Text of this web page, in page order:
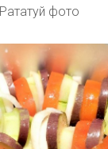
Рататуй фото